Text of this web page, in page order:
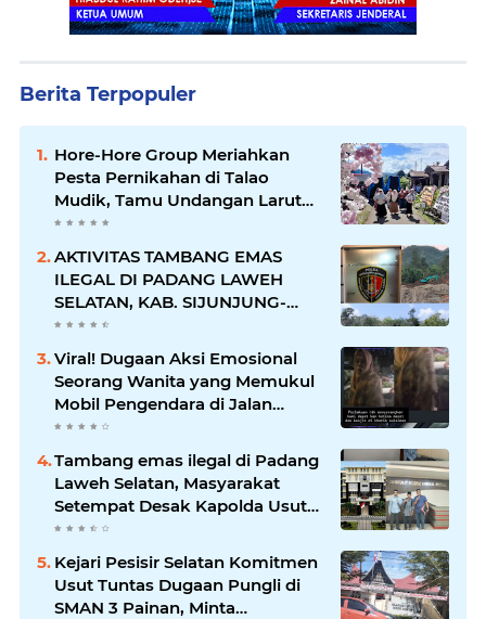
Berita Terpopuler
Hore-Hore Group Meriahkan
Pesta Pernikahan di Talao
Mudik, Tamu Undangan Larut
dalam Suasana Penuh
AKTIVITAS TAMBANG EMAS
ILEGAL DI PADANG LAWEH
SELATAN, KAB. SIJUNJUNG-
SUMBAR SEMAKIN
MERAJALELA
Viral! Dugaan Aksi Emosional
Seorang Wanita yang Memukul
Mobil Pengendara di Jalan
Khatib Sulaiman
Tambang emas ilegal di Padang
Laweh Selatan, Masyarakat
Setempat Desak Kapolda Usut
Tuntas
Kejari Pesisir Selatan Komitmen
Usut Tuntas Dugaan Pungli di
SMAN 3 Painan, Minta